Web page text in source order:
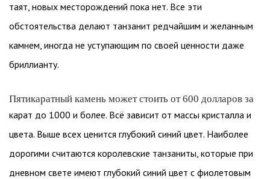
таят, новых месторождений пока нет. Все эти
обстоятельства делают танзанит редчайшим и желанным
камнем, иногда не уступающим по своей ценности даже
бриллианту.
Пятикаратный камень может стоить от 600 долларов за
карат до 1000 и более. Всё зависит от массы кристалла и
цвета. Выше всех ценится глубокий синий цвет. Наиболее
дорогими считаются королевские танзаниты, которые при
дневном свете имеют глубокий синий цвет с фиолетовым